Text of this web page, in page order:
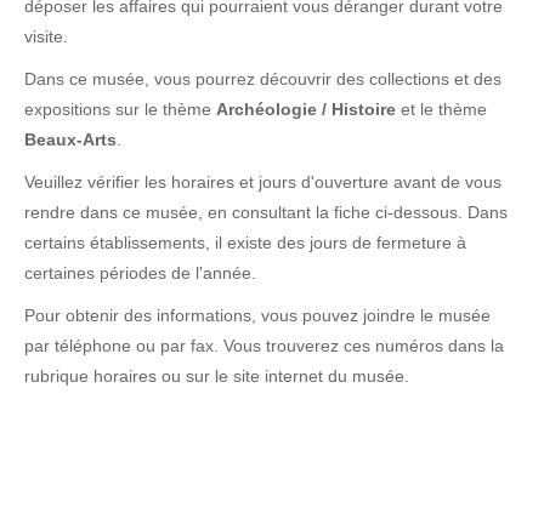
déposer les affaires qui pourraient vous déranger durant votre
visite.
Dans ce musée, vous pourrez découvrir des collections et des
expositions sur le thème Archéologie / Histoire et le thème
Beaux-Arts
Veuillez vérifier les horaires et jours d'ouverture avant de vous
rendre dans ce musée, en consultant la fiche ci-dessous. Dans
certains établissements, il existe des jours de fermeture à
certaines périodes de l'année.
Pour obtenir des informations, vous pouvez joindre le musée
par téléphone ou par fax. Vous trouverez ces numéros dans la
rubrique horaires ou sur le site internet du musée.